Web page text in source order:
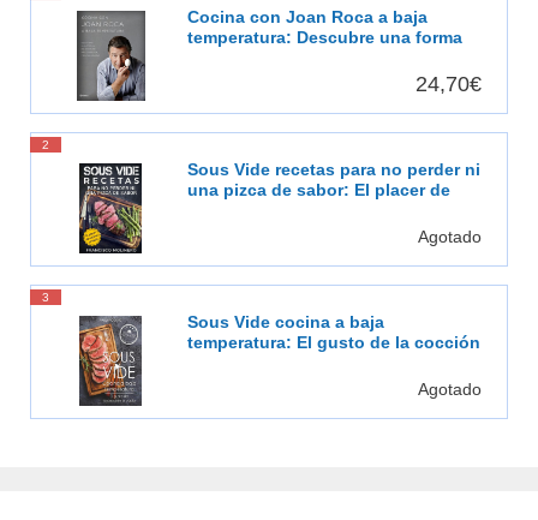
Cocina con Joan Roca a baja
temperatura: Descubre una forma
24,70€
2
Sous Vide recetas para no perder ni
una pizca de sabor: El placer de
Agotado
3
Sous Vide cocina a baja
temperatura: El gusto de la cocción
Agotado